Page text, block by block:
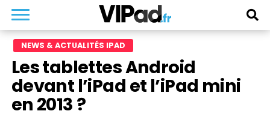
NEWS & ACTUALITÉS IPAD
Les tablettes Android
devant l’iPad et l’iPad mini
en 2013 ?